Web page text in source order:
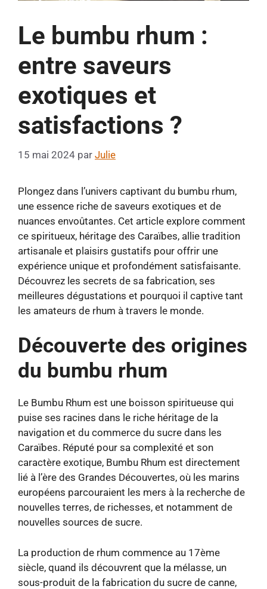
Le bumbu rhum :
entre saveurs
exotiques et
satisfactions ?
15 mai 2024 par Julie
Plongez dans l’univers captivant du bumbu rhum,
une essence riche de saveurs exotiques et de
nuances envoûtantes. Cet article explore comment
ce spiritueux, héritage des Caraïbes, allie tradition
artisanale et plaisirs gustatifs pour offrir une
expérience unique et profondément satisfaisante.
Découvrez les secrets de sa fabrication, ses
meilleures dégustations et pourquoi il captive tant
les amateurs de rhum à travers le monde.
Découverte des origines
du bumbu rhum
Le Bumbu Rhum est une boisson spiritueuse qui
puise ses racines dans le riche héritage de la
navigation et du commerce du sucre dans les
Caraïbes. Réputé pour sa complexité et son
caractère exotique, Bumbu Rhum est directement
lié à l’ère des Grandes Découvertes, où les marins
européens parcouraient les mers à la recherche de
nouvelles terres, de richesses, et notamment de
nouvelles sources de sucre.
La production de rhum commence au 17ème
siècle, quand ils découvrent que la mélasse, un
sous-produit de la fabrication du sucre de canne,